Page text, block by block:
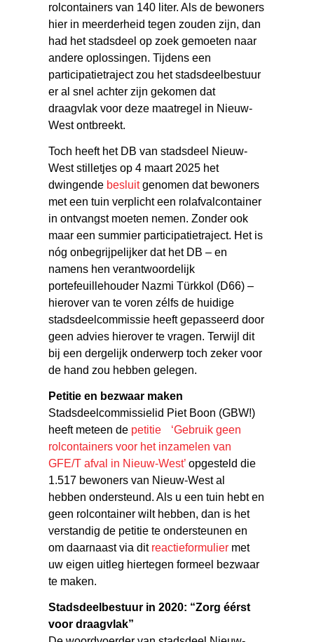
rolcontainers van 140 liter. Als de bewoners
hier in meerderheid tegen zouden zijn, dan
had het stadsdeel op zoek gemoeten naar
andere oplossingen. Tijdens een
participatietraject zou het stadsdeelbestuur
er al snel achter zijn gekomen dat
draagvlak voor deze maatregel in Nieuw-
West ontbreekt.
Toch heeft het DB van stadsdeel Nieuw-
West stilletjes op 4 maart 2025 het
dwingende besluitgenomen dat bewoners
met een tuin verplicht een rolafvalcontainer
in ontvangst moeten nemen. Zonder ook
maar een summier participatietraject. Het is
nóg onbegrijpelijker dat het DB – en
namens hen verantwoordelijk
portefeuillehouder Nazmi Türkkol (D66) –
hierover van te voren zélfs de huidige
stadsdeelcommissie heeft gepasseerd door
geen advies hierover te vragen. Terwijl dit
bij een dergelijk onderwerp toch zeker voor
de hand zou hebben gelegen.
Petitie en bezwaar maken
Stadsdeelcommissielid Piet Boon (GBW!)
heeft meteen de petitie ‘Gebruik geen
rolcontainers voor het inzamelen van
GFE/T afval in Nieuw-West’ opgesteld die
1.517 bewoners van Nieuw-West al
hebben ondersteund. Als u een tuin hebt en
geen rolcontainer wilt hebben, dan is het
verstandig de petitie te ondersteunen en
om daarnaast via dit reactieformulier met
uw eigen uitleg hiertegen formeel bezwaar
te maken.
Stadsdeelbestuur in 2020: “Zorg éérst
voor draagvlak”